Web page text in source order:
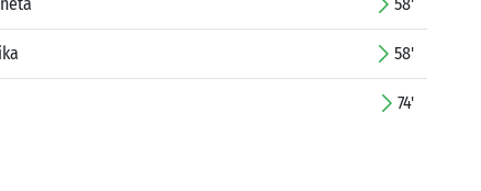
58'
58'
74'